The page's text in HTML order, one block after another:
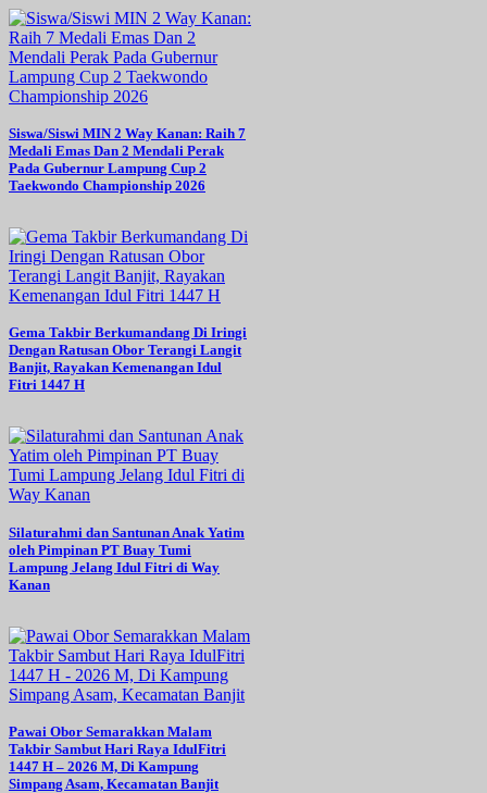
Siswa/Siswi MIN 2 Way Kanan: Raih 7
Medali Emas Dan 2 Mendali Perak
Pada Gubernur Lampung Cup 2
Taekwondo Championship 2026
Gema Takbir Berkumandang Di Iringi
Dengan Ratusan Obor Terangi Langit
Banjit, Rayakan Kemenangan Idul
Fitri 1447 H
Silaturahmi dan Santunan Anak Yatim
oleh Pimpinan PT Buay Tumi
Lampung Jelang Idul Fitri di Way
Kanan
Pawai Obor Semarakkan Malam
Takbir Sambut Hari Raya IdulFitri
1447 H – 2026 M, Di Kampung
Simpang Asam, Kecamatan Banjit